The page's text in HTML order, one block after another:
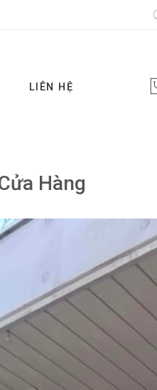
LIÊN HỆ
Hàng